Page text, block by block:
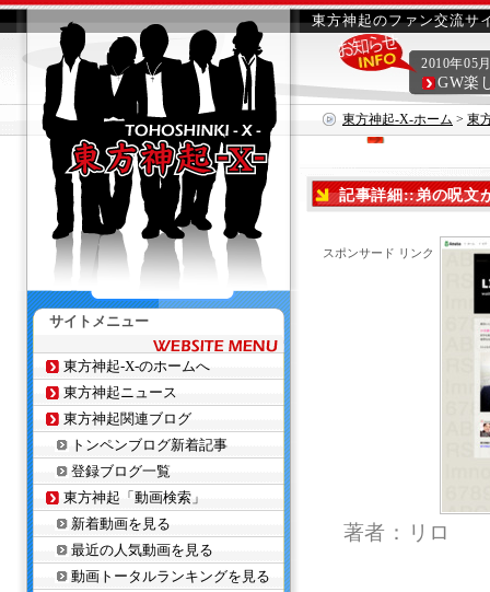
東方神起のファン交流サ
東方神起-X-ホーム > 東
2010年05
GW楽
記事詳細::弟の呪文
スポンサード リンク
著者：リロ
サイトメニュー
東方神起-X-のホームへ
東方神起ニュース
東方神起関連ブログ
トンペンブログ新着記事
登録ブログ一覧
東方神起「動画検索」
新着動画を見る
最近の人気動画を見る
動画トータルランキングを見る